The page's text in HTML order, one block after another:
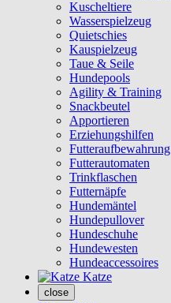
Kuscheltiere
Wasserspielzeug
Quietschies
Kauspielzeug
Taue & Seile
Hundepools
Agility & Training
Snackbeutel
Apportieren
Erziehungshilfen
Futteraufbewahrung
Futterautomaten
Trinkflaschen
Futternäpfe
Hundemäntel
Hundepullover
Hundeschuhe
Hundewesten
Hundeaccessoires
Katze
close